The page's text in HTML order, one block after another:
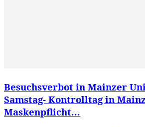
Besuchsverbot in Mainzer
Samstag- Kontrolltag in
Maskenpflicht...